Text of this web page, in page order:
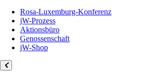
Rosa-Luxemburg-Konferenz
jW-Prozess
Aktionsbüro
Genossenschaft
jW-Shop